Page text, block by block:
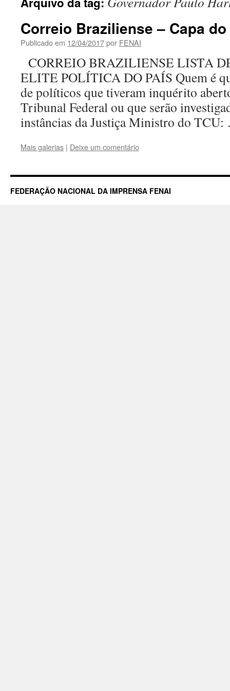
Correio Braziliense – Capa
Publicado em 12/04/2017por FENAI
CORREIO BRAZILIENSE LISTA
ELITE POLÍTICA DO PAÍS Quem é
de políticos que tiveram inquérito
Tribunal Federal ou que serão
instâncias da Justiça Ministro do
Mais galerias | Deixe um comentário
FEDERAÇÃO NACIONAL DA IMPRENSA FENAI